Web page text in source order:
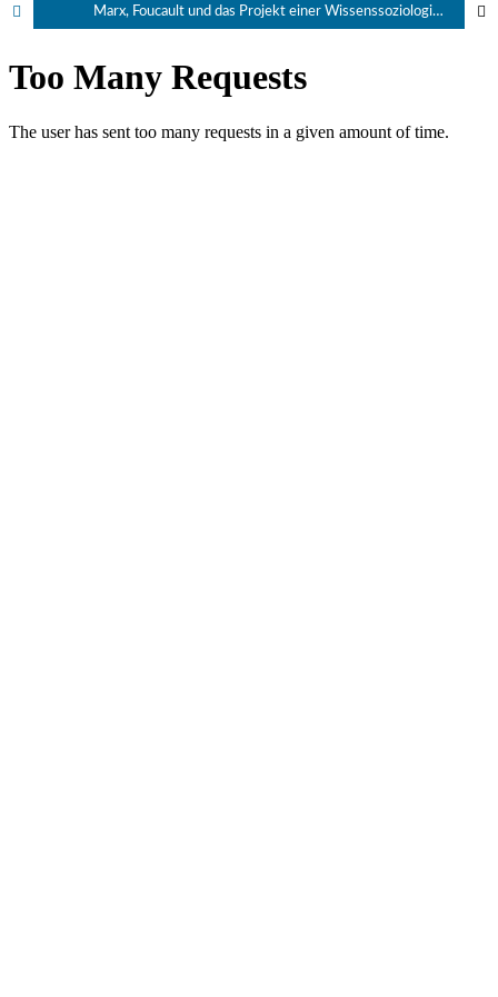
Marx, Foucault und das Projekt einer Wissenssoziologie der Wirtschaftswissenschaften